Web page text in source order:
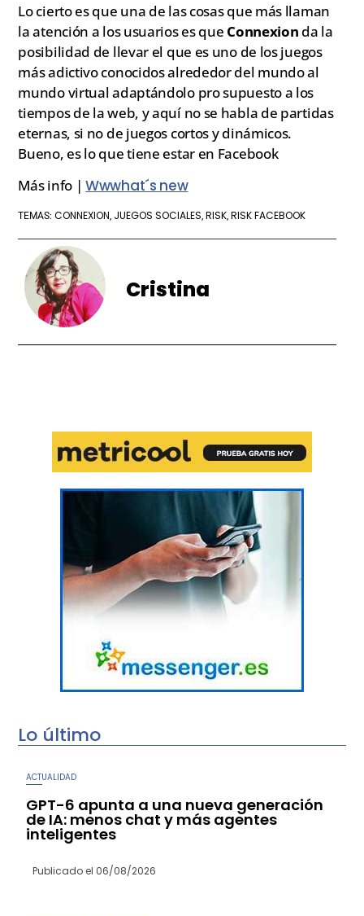
Lo cierto es que una de las cosas que más llaman
la atención a los usuarios es que Connexion da la
posibilidad de llevar el que es uno de los juegos
más adictivo conocidos alrededor del mundo al
mundo virtual adaptándolo pro supuesto a los
tiempos de la web, y aquí no se habla de partidas
eternas, si no de juegos cortos y dinámicos.
Bueno, es lo que tiene estar en Facebook
Más info |Wwwhat´s new
TEMAS:CONNEXION JUEGOS SOCIALES ,RISK ,RISK FACEBOOK
Cristina
Lo último
ACTUALIDAD
GPT-6 apunta a una nueva generación
de IA: menos chat y más agentes
inteligentes
Publicado el 06/08/2026